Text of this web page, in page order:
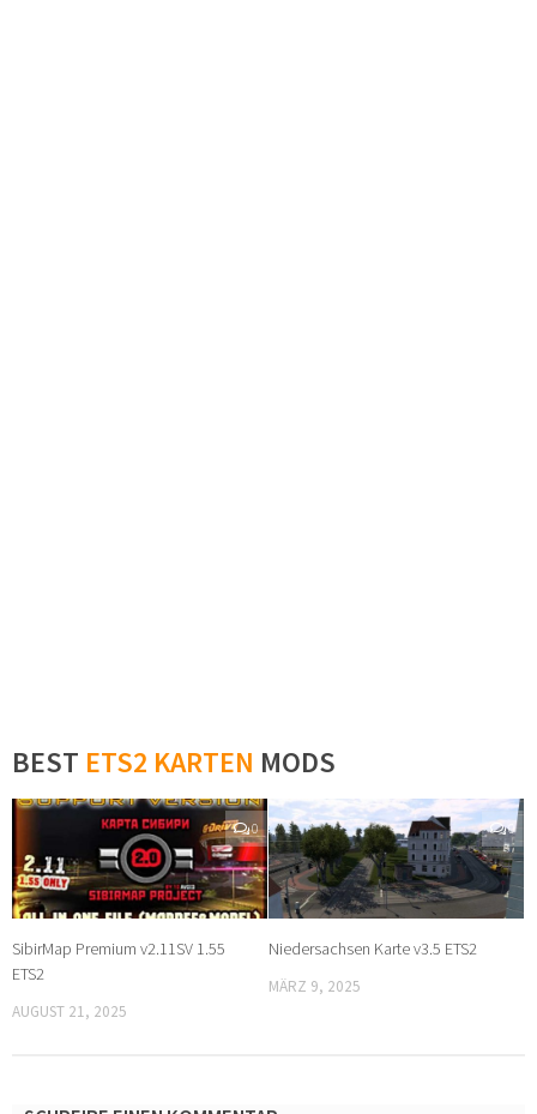
BEST ETS2 KARTEN MODS
0
SibirMap Premium v2.11SV 1.55
ETS2
AUGUST 21, 2025
0
Niedersachsen Karte v3.5 ETS2
MÄRZ 9, 2025